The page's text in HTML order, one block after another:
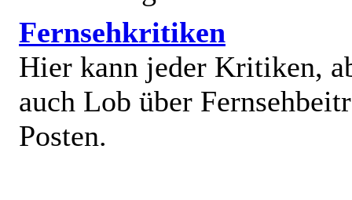
Fernsehkritiken
Hier kann jeder Kritiken,
auch Lob über
Posten.